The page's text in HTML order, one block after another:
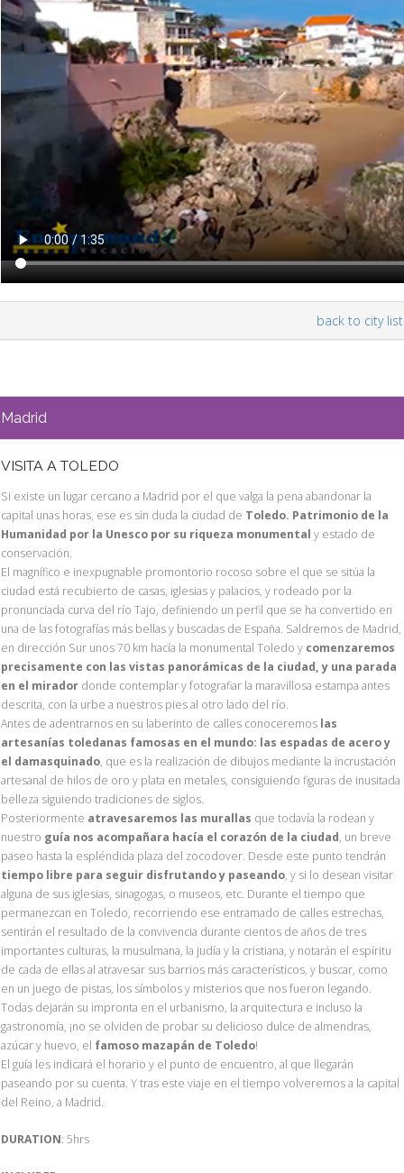
back to city list
Madrid
VISITA A TOLEDO
Si existe un lugar cercano a Madrid por el que valga la pena abandonar la
capital unas horas, ese es sin duda la ciudad de Toledo. Patrimonio de la
Humanidad por la Unesco por su riqueza monumental y estado de
conservación.
El magnífico e inexpugnable promontorio rocoso sobre el que se sitúa la
ciudad está recubierto de casas, iglesias y palacios, y rodeado por la
pronunciada curva del río Tajo, definiendo un perfil que se ha convertido en
una de las fotografías más bellas y buscadas de España. Saldremos de Madrid,
en dirección Sur unos 70 km hacía la monumental Toledo y comenzaremos
precisamente con las vistas panorámicas de la ciudad, y una parada
en el mirador donde contemplar y fotografiar la maravillosa estampa antes
descrita, con la urbe a nuestros pies al otro lado del río.
Antes de adentrarnos en su laberinto de calles conoceremos las
artesanías toledanas famosas en el mundo: las espadas de acero y
el damasquinado, que es la realización de dibujos mediante la incrustación
artesanal de hilos de oro y plata en metales, consiguiendo figuras de inusitada
belleza siguiendo tradiciones de siglos.
Posteriormente atravesaremos las murallas que todavía la rodean y
nuestro guía nos acompañara hacía el corazón de la ciudad, un breve
paseo hasta la espléndida plaza del zocodover. Desde este punto tendrán
tiempo libre para seguir disfrutando y paseando, y si lo desean visitar
alguna de sus iglesias, sinagogas, o museos, etc. Durante el tiempo que
permanezcan en Toledo, recorriendo ese entramado de calles estrechas,
sentirán el resultado de la convivencia durante cientos de años de tres
importantes culturas, la musulmana, la judía y la cristiana, y notarán el espíritu
de cada de ellas al atravesar sus barrios más característicos, y buscar, como
en un juego de pistas, los símbolos y misterios que nos fueron legando.
Todas dejarán su impronta en el urbanismo, la arquitectura e incluso la
gastronomía, ¡no se olviden de probar su delicioso dulce de almendras,
azúcar y huevo, el famoso mazapán de Toledo!
El guía les indicará el horario y el punto de encuentro, al que llegarán
paseando por su cuenta. Y tras este viaje en el tiempo volveremos a la capital
del Reino, a Madrid.
DURATION: 5hrs